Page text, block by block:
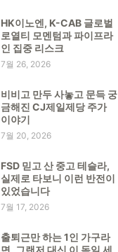
HK이노엔, K-CAB 글로벌
로열티 모멘텀과 파이프라
인 집중 리스크
7월 26, 2026
비비고 만두 사놓고 문득 궁
금해진 CJ제일제당 주가
이야기
7월 20, 2026
FSD 믿고 산 중고 테슬라,
실제로 타보니 이런 반전이
있었습니다
7월 17, 2026
출퇴근만 하는 1인 가구라
면, 그랜저 대신 이 독일 세